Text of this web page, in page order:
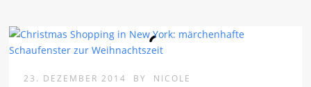
23. DEZEMBER 2014 BY NICOLE